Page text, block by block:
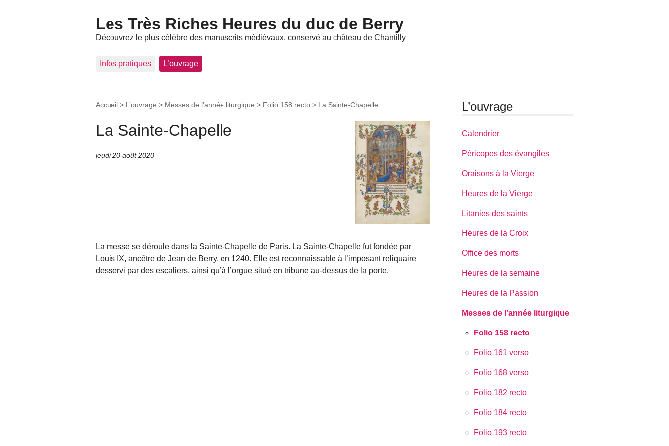
Les Très Riches Heures du duc de Berry
Découvrez le plus célèbre des manuscrits médiévaux, conservé au château de Chantilly
Infos pratiques L’ouvrage
Accueil > L’ouvrage > Messes de l’année liturgique > Folio 158 recto > La Sainte-Chapelle
La Sainte-Chapelle
jeudi 20 août 2020
La messe se déroule dans la Sainte-Chapelle de Paris. La Sainte-Chapelle fut fondée par
Louis IX, ancêtre de Jean de Berry, en 1240. Elle est reconnaissable à l’imposant reliquaire
desservi par des escaliers, ainsi qu’à l’orgue situé en tribune au-dessus de la porte.
L’ouvrage
Calendrier
Péricopes des évangiles
Oraisons à la Vierge
Heures de la Vierge
Litanies des saints
Heures de la Croix
Office des morts
Heures de la semaine
Heures de la Passion
Messes de l’année liturgique
Folio 158 recto
Folio 161 verso
Folio 168 verso
Folio 182 recto
Folio 184 recto
Folio 193 recto